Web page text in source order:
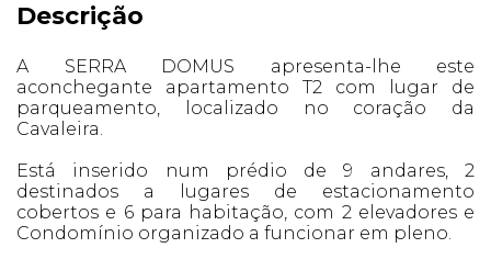
Descrição
A SERRA DOMUS apresenta-lhe este
aconchegante apartamento T2 com lugar de
parqueamento, localizado no coração da
Cavaleira.
Está inserido num prédio de 9 andares, 2
destinados a lugares de estacionamento
cobertos e 6 para habitação, com 2 elevadores e
Condomínio organizado a funcionar em pleno.